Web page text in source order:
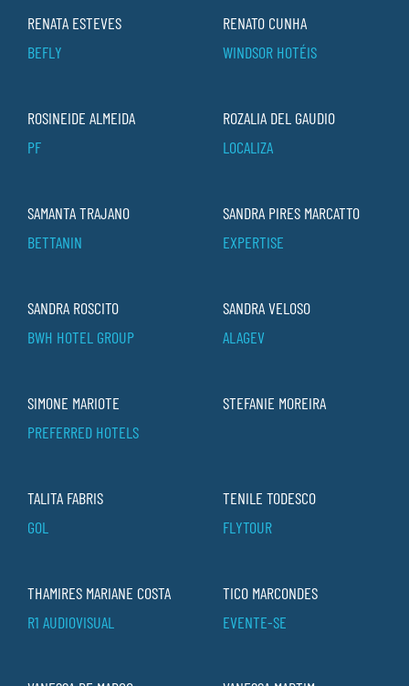
RENATA ESTEVES
BEFLY
RENATO CUNHA
WINDSOR HOTÉIS
ROSINEIDE ALMEIDA
PF
ROZALIA DEL GAUDIO
LOCALIZA
SAMANTA TRAJANO
BETTANIN
SANDRA PIRES MARCATTO
EXPERTISE
SANDRA ROSCITO
BWH HOTEL GROUP
SANDRA VELOSO
ALAGEV
SIMONE MARIOTE
PREFERRED HOTELS
STEFANIE MOREIRA
TALITA FABRIS
GOL
TENILE TODESCO
FLYTOUR
THAMIRES MARIANE COSTA
R1 AUDIOVISUAL
TICO MARCONDES
EVENTE-SE